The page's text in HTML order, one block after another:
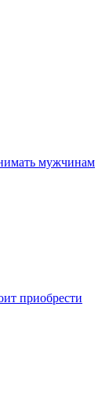
мужчинам
приобрести